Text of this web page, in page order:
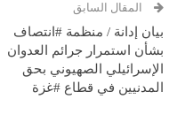
المقال السابق
بيان إدانة / منظمة #انتصاف
بشأن استمرار جرائم العدوان
الإسرائيلي الصهيوني بحق
المدنيين في قطاع #غزة